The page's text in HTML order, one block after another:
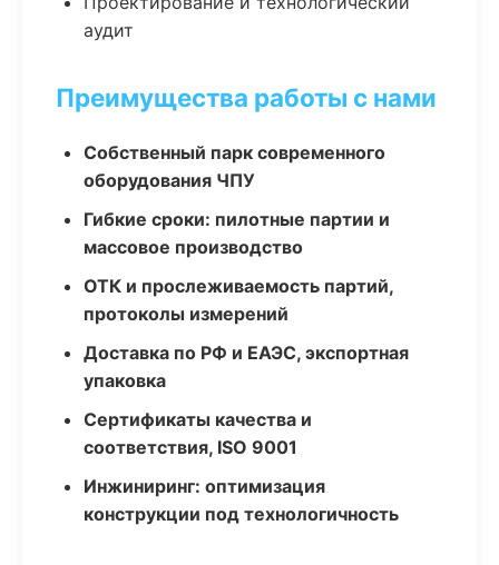
аудит
Преимущества работы с нами
Собственный парк современного
оборудования ЧПУ
Гибкие сроки: пилотные партии и
массовое производство
ОТК и прослеживаемость партий,
протоколы измерений
Доставка по РФ и ЕАЭС, экспортная
упаковка
Сертификаты качества и
соответствия, ISO 9001
Инжиниринг: оптимизация
конструкции под технологичность